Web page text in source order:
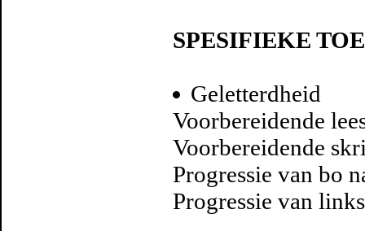
SPESIFIEKE
Geletterdheid
Voorbereidende
Voorbereidende
Progressie van bo
Progressie van